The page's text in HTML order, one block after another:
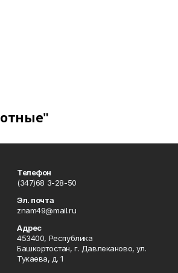
Телефон
(347)68 3-28-50
Эл. почта
znam49@mail.ru
Адрес
453400, Республика
Башкортостан, г. Давлеканово, ул.
Тукаева, д. 1